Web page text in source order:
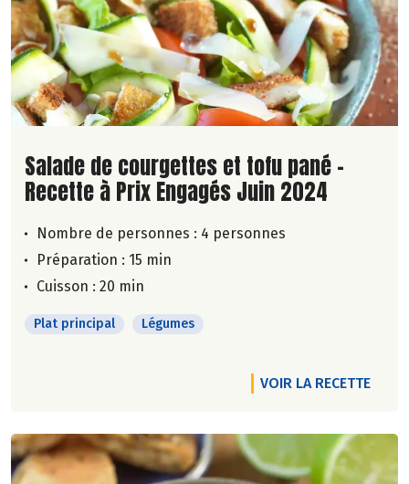
Lire la suite de la recette
Salade de courgettes et tofu pané -
Recette à Prix Engagés Juin 2024
Nombre de personnes : 4 personnes
Préparation : 15 min
Cuisson : 20 min
Plat principal Légumes
VOIR LA RECETTE